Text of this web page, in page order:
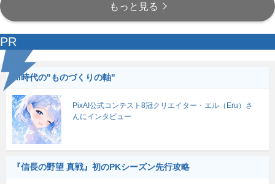
もっと見る
PR
AI時代の"ものづくりの軸"
PixAI公式コンテスト8冠クリエイター・エル（Eru）さ
んにインタビュー
『信長の野望 真戦』初のPKシーズン先行攻略